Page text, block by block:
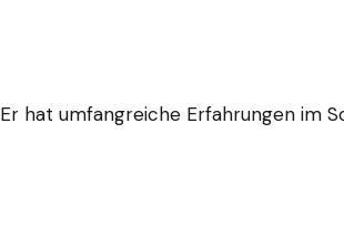
hat umfangreiche Erfahrungen im